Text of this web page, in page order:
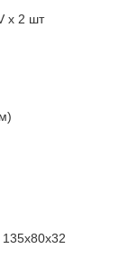
х 2 шт
135х80х32